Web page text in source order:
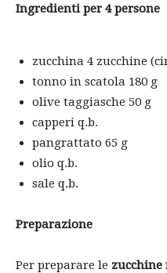
Ingredienti per 4 persone
zucchina 4 zucchine
tonno in scatola 180 g
olive taggiasche 50 g
capperi q.b.
pangrattato 65 g
olio q.b.
sale q.b.
Preparazione
Per preparare le